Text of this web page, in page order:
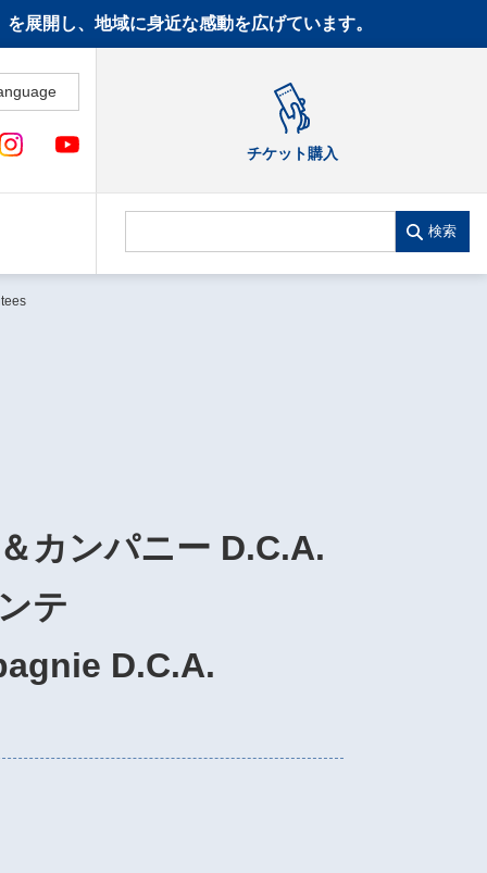
展開し、地域に身近な感動を広げています。
チケット購入
検索
カンパニー D.C.A.
テ
D.C.A.